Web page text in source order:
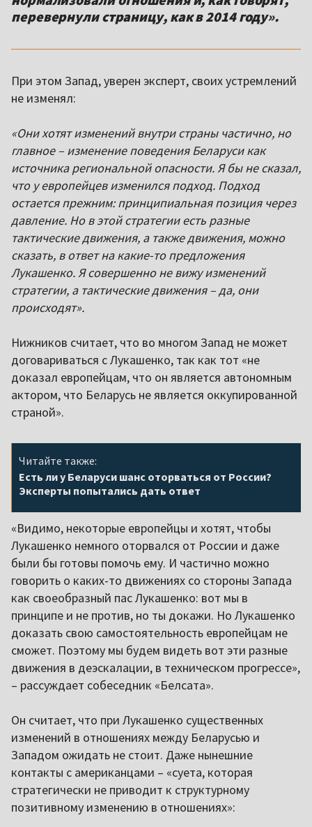
перевернули страницу, как в 2014 году».
При этом Запад, уверен эксперт, своих устремлений
не изменял:
«Они хотят изменений внутри страны частично, но
главное – изменение поведения Беларуси как
источника региональной опасности. Я бы не сказал,
что у европейцев изменился подход. Подход
остается прежним: принципиальная позиция через
давление. Но в этой стратегии есть разные
тактические движения, а также движения, можно
сказать, в ответ на какие-то предложения
Лукашенко. Я совершенно не вижу изменений
стратегии, а тактические движения – да, они
происходят».
Нижников считает, что во многом Запад не может
договариваться с Лукашенко, так как тот «не
доказал европейцам, что он является автономным
актором, что Беларусь не является оккупированной
страной».
Читайте также:
Есть ли у Беларуси шанс оторваться от России?
Эксперты попытались дать ответ
«Видимо, некоторые европейцы и хотят, чтобы
Лукашенко немного оторвался от России и даже
были бы готовы помочь ему. И частично можно
говорить о каких-то движениях со стороны Запада
как своеобразный пас Лукашенко: вот мы в
принципе и не против, но ты докажи. Но Лукашенко
доказать свою самостоятельность европейцам не
сможет. Поэтому мы будем видеть вот эти разные
движения в деэскалации, в техническом прогрессе»,
– рассуждает собеседник «Белсата».
Он считает, что при Лукашенко существенных
изменений в отношениях между Беларусью и
Западом ожидать не стоит. Даже нынешние
контакты с американцами – «суета, которая
стратегически не приводит к структурному
позитивному изменению в отношениях»: